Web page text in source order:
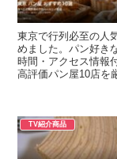
東京で行列必至の人
めました。パン好き
時間・アクセス情報
高評価パン屋10店を
TV紹介商品